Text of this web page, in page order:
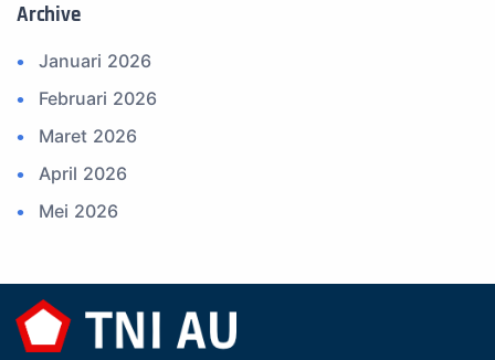
12. Federasi Aero Sport Indonesia
13. Satuan Karya Dirgantara - Pramuka
14. Komite Olahraga Militer Indonesia (komi)
15. Upacara
16. Sertijab
17. Potensi Kedirgantaraan
19. Agenda TNI
20. Agenda TNI AU
Archive
Januari 2026
Februari 2026
Maret 2026
April 2026
Mei 2026
Juli 2026
Agustus 2026